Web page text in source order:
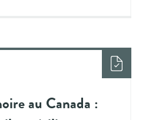
au Canada :